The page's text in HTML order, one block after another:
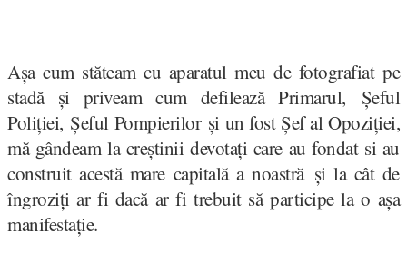
Așa cum stăteam cu aparatul meu de fotografiat pe
stadă și priveam cum defilează Primarul, Șeful
Poliției, Șeful Pompierilor și un fost Șef al Opoziției,
mă gândeam la creștinii devotați care au fondat si au
construit acestă mare capitală a noastră și la cât de
îngroziți ar fi dacă ar fi trebuit să participe la o așa
manifestație.